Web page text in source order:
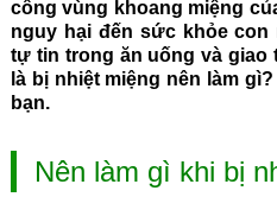
công vùng khoang miệng
nguy hại đến sức khỏe
tự tin trong ăn uống và giao
là bị nhiệt miệng nên làm
bạn.
Nên làm gì khi bị